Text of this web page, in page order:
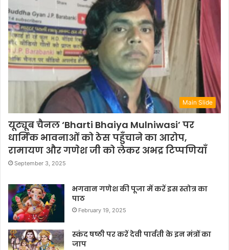
Main Slide
यूट्यूब चैनल ‘Bharti Bhaiya Mulniwasi’ पर
धार्मिक भावनाओं को ठेस पहुँचाने का आरोप,
रामायण और गणेश जी को लेकर अभद्र टिप्पणियाँ
September 3, 2025
भगवान गणेश की पूजा में करें इस स्तोत्र का
पाठ
February 19, 2025
स्कंद षष्ठी पर करें देवी पार्वती के इन मंत्रों का
जाप